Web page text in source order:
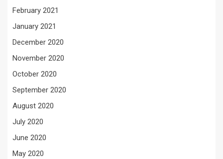
February 2021
January 2021
December 2020
November 2020
October 2020
September 2020
August 2020
July 2020
June 2020
May 2020